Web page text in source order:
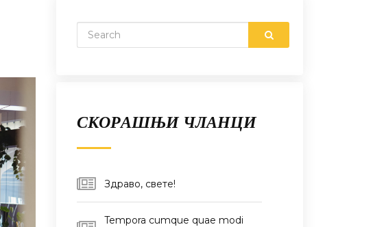
СКОРАШЊИ ЧЛАНЦИ
Здраво, свете!
Tempora cumque quae modi